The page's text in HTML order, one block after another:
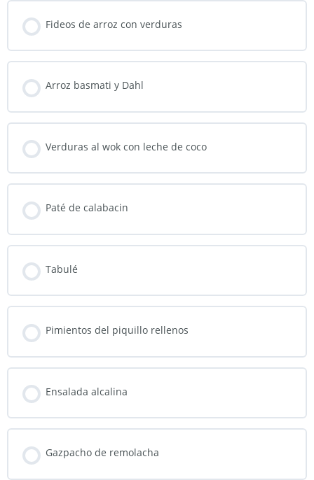
Fideos de arroz con verduras
Arroz basmati y Dahl
Verduras al wok con leche de coco
Paté de calabacin
Tabulé
Pimientos del piquillo rellenos
Ensalada alcalina
Gazpacho de remolacha